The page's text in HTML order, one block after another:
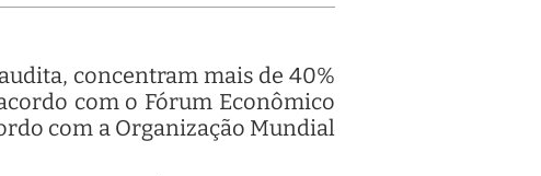
concentram mais de 40%
com o Fórum Econômico
com a Organização Mundial